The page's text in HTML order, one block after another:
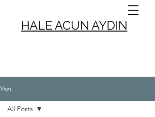
HALE ACUN AYDIN
Yazı
All Posts